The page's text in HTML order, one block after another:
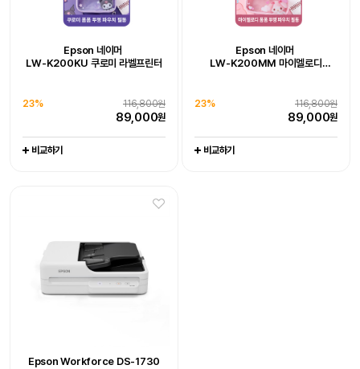
Epson 네이머
LW-K200KU 쿠로미 라벨프린터
116,800원
23%
89,000원
비교하기
Epson 네이머
LW-K200MM 마이멜로디
116,800원
23%
89,000원
비교하기
Epson Workforce DS-1730
Epson WorkForce DS-785W
519,000원
비교하기
Epson Workforce DS-1730
539,000원
비교하기
Epson 네이머
LW-K200DA 곰돌이 푸 라벨프린터
128,000원
102,800원
비교하기